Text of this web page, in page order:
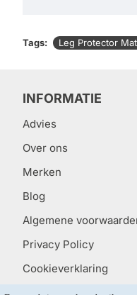
Tags: Leg Protector
INFORMATIE
Advies
Over ons
Merken
Blog
Algemene
Privacy Policy
Cookieverklaring